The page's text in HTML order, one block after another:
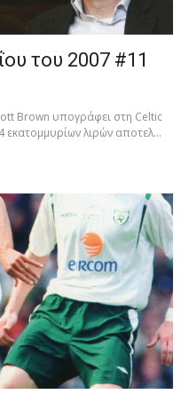
του 2007 #11
Brown υπογράφει στη Celtic
λιρών αποτελ...